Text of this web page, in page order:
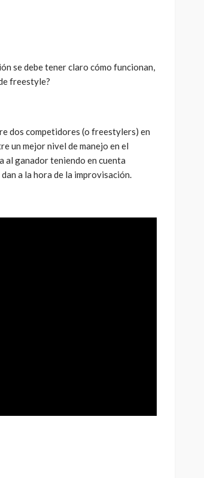
se debe tener claro cómo funcionan,
freestyle?
dos competidores (o freestylers) en
un mejor nivel de manejo en el
al ganador teniendo en cuenta
a la hora de la improvisación.